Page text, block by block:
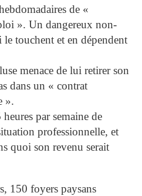
de «
». Un dangereux non-
le touchent et en dépendent
menace de lui retirer son
dans un « contrat
».
par semaine de
professionnelle, et
quoi son revenu serait
150 foyers paysans